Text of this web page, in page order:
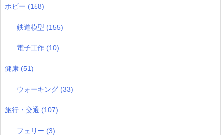
ホビー (158)
鉄道模型 (155)
電子工作 (10)
健康 (51)
ウォーキング (33)
旅行・交通 (107)
フェリー (3)